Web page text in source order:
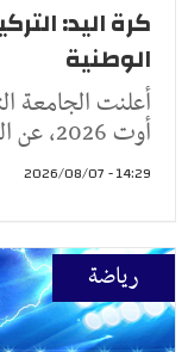
كرة اليد:
الوطنية
أوت 2026، عن التركيبة الجديدة لمكتب الرابطة الو
14:29 - 2026/08/07
رياضة